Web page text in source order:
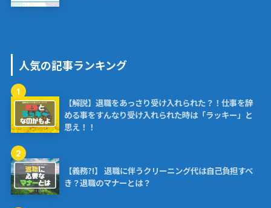
人気の記事ランキング
1
【解説】退職をあっさり受け入れられた？！仕事を辞
める事をすんなり受け入れられた時は「ラッキー」と
思え！！
2
【義務?!】 退職に伴うクリーニング代は自己負担すべ
き？退職のマナーとは？